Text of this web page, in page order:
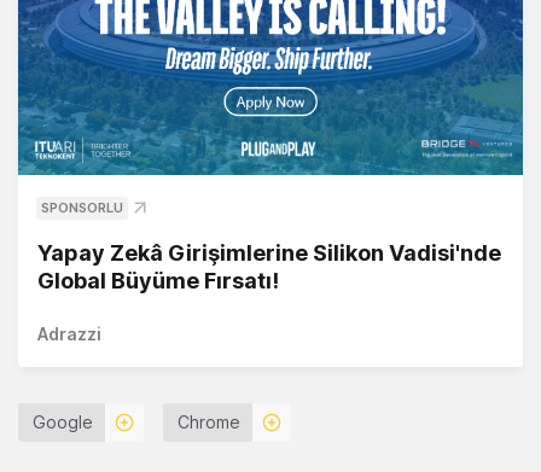
SPONSORLU
Yapay Zekâ Girişimlerine Silikon Vadisi'nde
Global Büyüme Fırsatı!
Adrazzi
Google Chrome